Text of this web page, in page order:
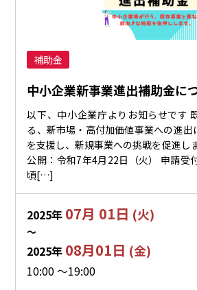
補助金
中小企業新事業進出補助金に
以下、中小企業庁よりお知らせです
る、新市場・高付加価値事業への進
を支援し、新規事業への挑戦を促進し
公開：令和7年4月22日（火） 申請受
頃[…]
2025年 07月 01日 (火)
〜
2025年 08月01日 (金)
10:00 ～19:00